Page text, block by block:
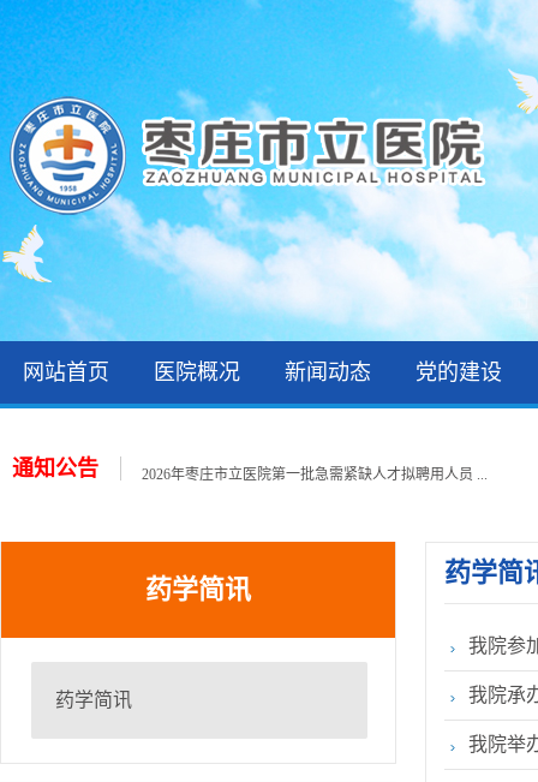
网站首页 医院概况 新闻动态 党的建设
通知公告
关于公布2026年枣庄市立医院公开招聘备案制工作人 ...
2026年枣庄市立医院第一批急需紧缺人才拟聘用人员 ...
关于公布2026年枣庄市立医院第一批急需紧缺人才招 ...
关于公布2026年枣庄市立医院公开招聘备案制工作人 ...
关于公布2026年枣庄市立医院第一批急需紧缺人才招 ...
2026年枣庄市立医院住院医师规范化培训学员招收简 ...
药学简讯
药学简讯
药学简
我院参
我院承
我院举